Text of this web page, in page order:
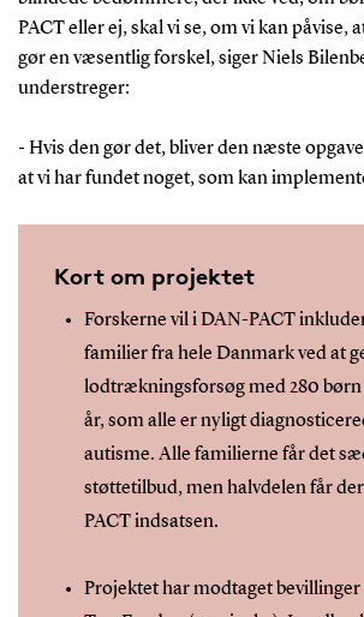
PACT eller ej, skal vi se, om vi kan påvise,
gør en væsentlig forskel, siger Niels
understreger:
- Hvis den gør det, bliver den næste
at vi har fundet noget, som kan
Kort om projektet
Forskerne vil i DAN-PACT
familier fra hele Danmark ved at
lodtrækningsforsøg med 280 børn
år, som alle er nyligt
autisme. Alle familierne får det
støttetilbud, men halvdelen får
PACT indsatsen.
Projektet har modtaget bevillinger